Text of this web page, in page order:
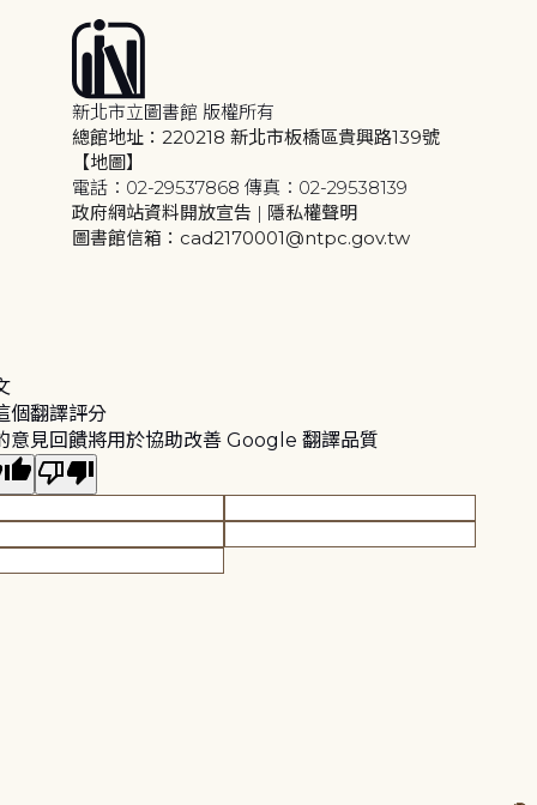
新北市立圖書館 版權所有
總館地址：220218 新北市板橋區貴興路139號
【地圖】
電話：02-29537868 傳真：02-29538139
政府網站資料開放宣告 | 隱私權聲明
圖書館信箱：cad2170001@ntpc.gov.tw
個翻譯評分
意見回饋將用於協助改善 Google 翻譯品質